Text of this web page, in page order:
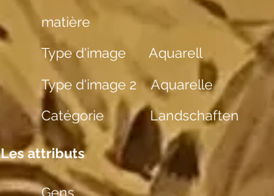
matière
Type d'image
Aquarell
Type d'image 2
Aquarelle
Catégorie
Landschaften
Les attributs
Gens